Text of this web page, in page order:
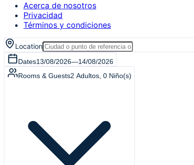
Acerca de nosotros
Privacidad
Términos y condiciones
Location
Dates13/08/2026—14/08/2026
Rooms & Guests2 Adultos 0 Niño(s)